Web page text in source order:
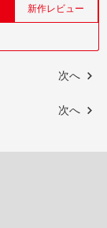
新作レビュー
次へ
次へ